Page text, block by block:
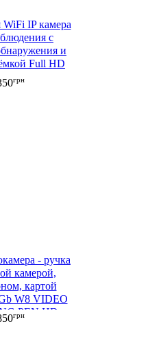
IP камера
c
и
Full HD
грн
- ручка
камерой,
картой
W8 VIDEO
PEN HD
грн